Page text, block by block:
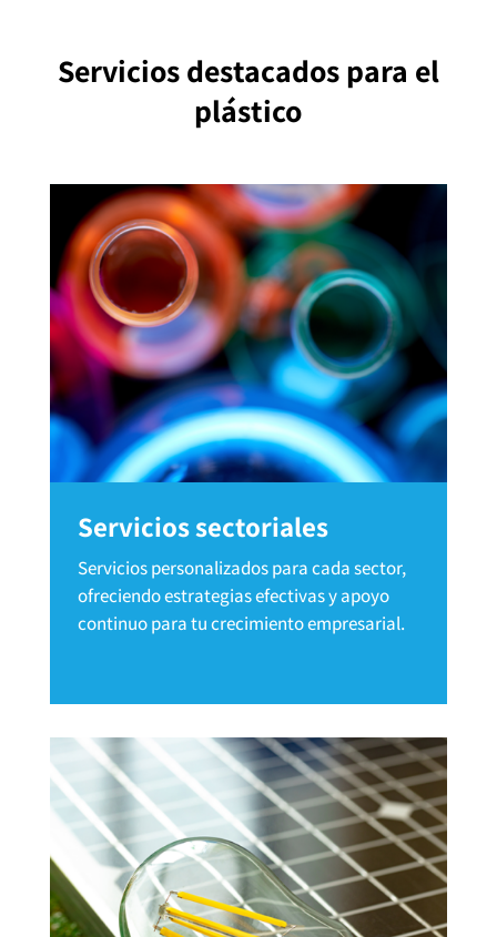
Servicios destacadospara el
plástico
Servicios sectoriales
Servicios personalizados para cada sector,
ofreciendo estrategias efectivas y apoyo
continuo para tu crecimiento empresarial.